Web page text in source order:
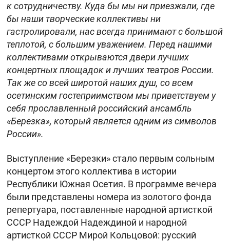
к сотрудничеству. Куда бы мы ни приезжали, где
бы наши творческие коллективы ни
гастролировали, нас всегда принимают с большой
теплотой, с большим уважением. Перед нашими
коллективами открываются двери лучших
концертных площадок и лучших театров России.
Так же со всей широтой наших душ, со всем
осетинским гостеприимством мы приветствуем у
себя прославленный российский ансамбль
«Березка», который является одним из символов
России».
Выступление «Березки» стало первым сольным
концертом этого коллектива в истории
Республики Южная Осетия. В программе вечера
были представлены номера из золотого фонда
репертуара, поставленные народной артисткой
СССР Надеждой Надеждиной и народной
артисткой СССР Мирой Кольцовой: русский